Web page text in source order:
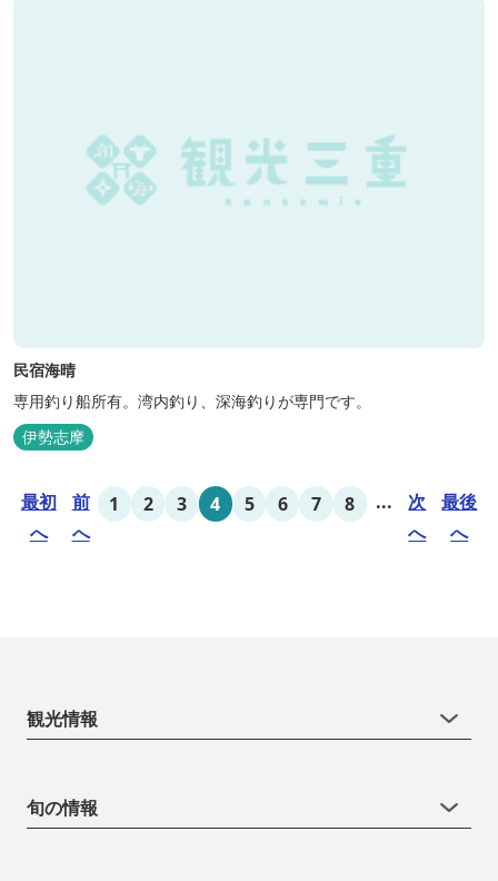
民宿海晴
専用釣り船所有。湾内釣り、深海釣りが専門です。
伊勢志摩
最初
へ
前
へ
1 2 3 4 5 6 7 8 ...
次
へ
最後
へ
観光情報
旬の情報